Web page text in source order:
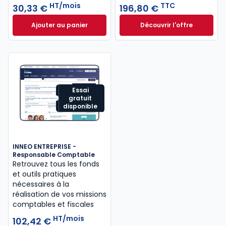
30,33 € HT/mois
Ajouter au panierMémentis Professions libérales à 30,33 €
196,80 € TTC
Découvrir l'offreL'appel expert à
Dès
Essai
gratuit
disponible
INNEO ENTREPRISE -
Responsable Comptable
Retrouvez tous les fonds
et outils pratiques
nécessaires à la
réalisation de vos missions
comptables et fiscales
102,42 € HT/mois